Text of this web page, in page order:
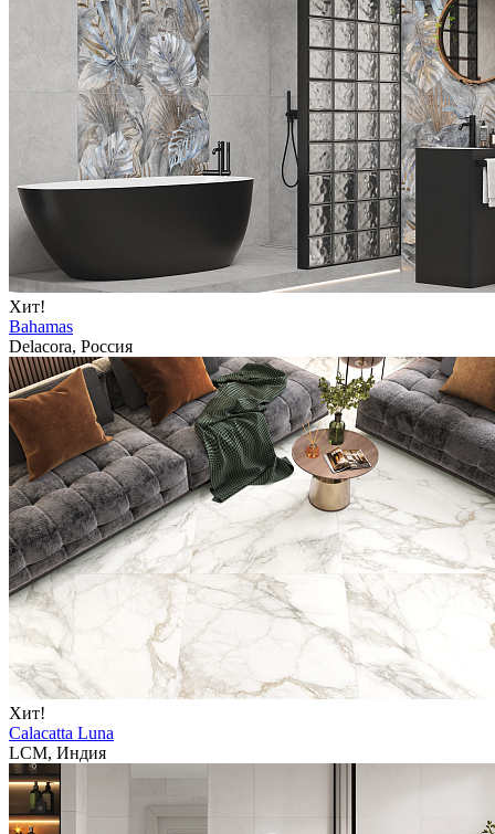
Хит!
Bahamas
Delacora, Россия
Хит!
Calacatta Luna
LCM, Индия